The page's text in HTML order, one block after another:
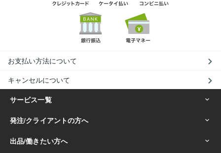
お支払い方法について
キャンセルについて